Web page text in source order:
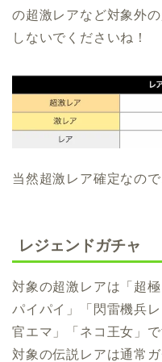
の超激レアなど対象外
しないでくださいね！
当然超激レア確定なので
レジェンドガチャ
対象の超激レアは「超
パイパイ」「閃雷機兵
官エマ」「ネコ王女」で
対象の伝説レアは通常